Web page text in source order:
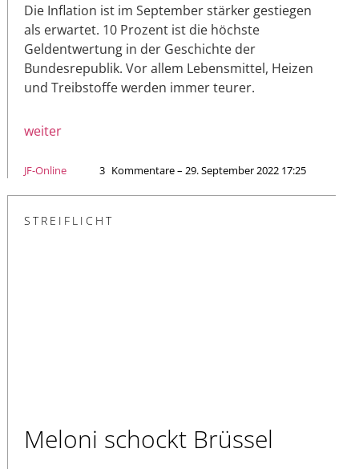
Die Inflation ist im September stärker gestiegen
als erwartet. 10 Prozent ist die höchste
Geldentwertung in der Geschichte der
Bundesrepublik. Vor allem Lebensmittel, Heizen
und Treibstoffe werden immer teurer.
weiter
JF-Online 3 Kommentare – 29. September 2022 17:25
STREIFLICHT
Meloni schockt Brüssel